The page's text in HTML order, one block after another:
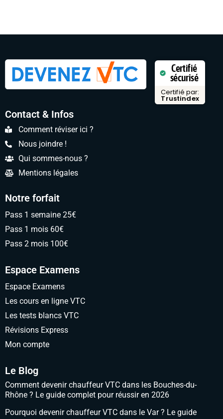
Certifié
sécurisé
Certifié par:
Trustindex
Contact & Infos
Comment réviser ici ?
Nous joindre !
Qui sommes-nous ?
Mentions légales
Notre forfait
Pass 1 semaine 25€
Pass 1 mois 60€
Pass 2 mois 100€
Espace Examens
Espace Examens
Les cours en ligne VTC
Les tests blancs VTC
Révisions Express
Mon compte
Le Blog
Comment devenir chauffeur VTC dans les Bouches-du-
Rhône ? Le guide complet pour réussir en 2026
Pourquoi devenir chauffeur VTC dans le Var ? Le guide